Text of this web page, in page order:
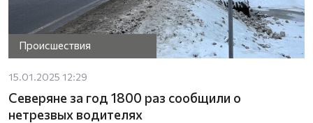
Происшествия
15.01.2025 12:29
Северяне за год 1800 раз сообщили о
нетрезвых водителях